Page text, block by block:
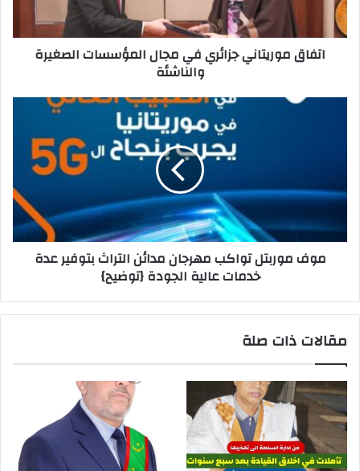
اتفاق موريتاني جزائري في مجال المؤسسات الصغيرة
والناشئة
موف موربتل تواكب مهرجان مدائن التراث بتوفير عدة
خدمات عالية الجودة {توضيح}
مقالات ذات صلة